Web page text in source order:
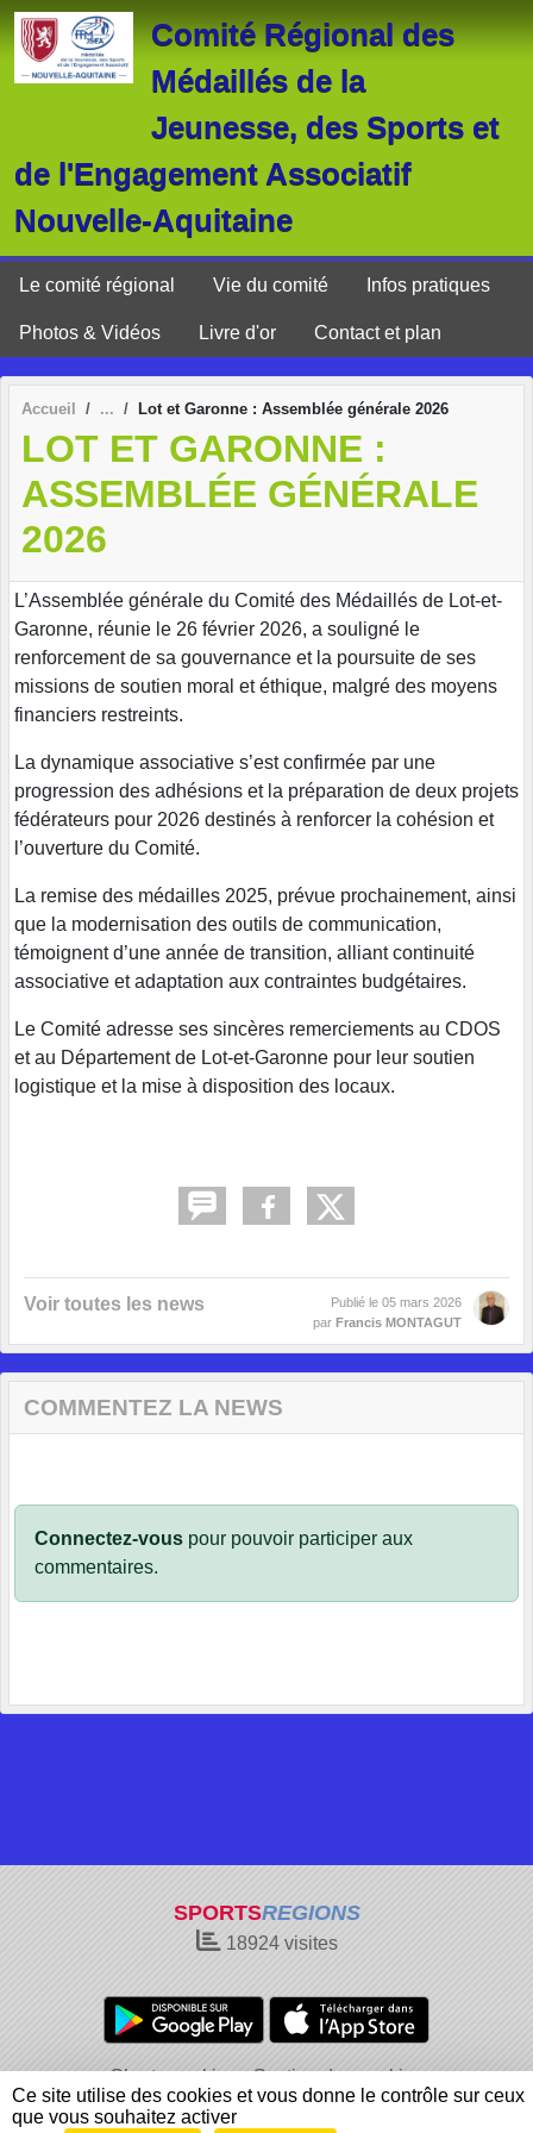
Comité Régional des
Médaillés de la
Jeunesse, des Sports et
de l'Engagement Associatif
Nouvelle-Aquitaine
Le comité régional Vie du comité Infos pratiques
Photos & Vidéos Livre d'or Contact et plan
Accueil Lot et Garonne : Assemblée générale 2026
LOT ET GARONNE :
ASSEMBLÉE GÉNÉRALE
2026
L’Assemblée générale du Comité des Médaillés de Lot-et-
Garonne, réunie le 26 février 2026, a souligné le
renforcement de sa gouvernance et la poursuite de ses
missions de soutien moral et éthique, malgré des moyens
financiers restreints.
La dynamique associative s’est confirmée par une
progression des adhésions et la préparation de deux projets
fédérateurs pour 2026 destinés à renforcer la cohésion et
l’ouverture du Comité.
La remise des médailles 2025, prévue prochainement, ainsi
que la modernisation des outils de communication,
témoignent d’une année de transition, alliant continuité
associative et adaptation aux contraintes budgétaires.
Le Comité adresse ses sincères remerciements au CDOS
et au Département de Lot-et-Garonne pour leur soutien
logistique et la mise à disposition des locaux.
Voir toutes les news Publié le 05 mars 2026
par Francis MONTAGUT
COMMENTEZ LA NEWS
Connectez-vous pour pouvoir participer aux
commentaires.
SPORTSREGIONS
18924visites
Charte cookies
Gestion des cookies
Informations légales
Signaler un contenu inapproprié
Panneau de gestion des cookies
Ce site utilise des cookies et vous donne le contrôle sur ceux
que vous souhaitez activer